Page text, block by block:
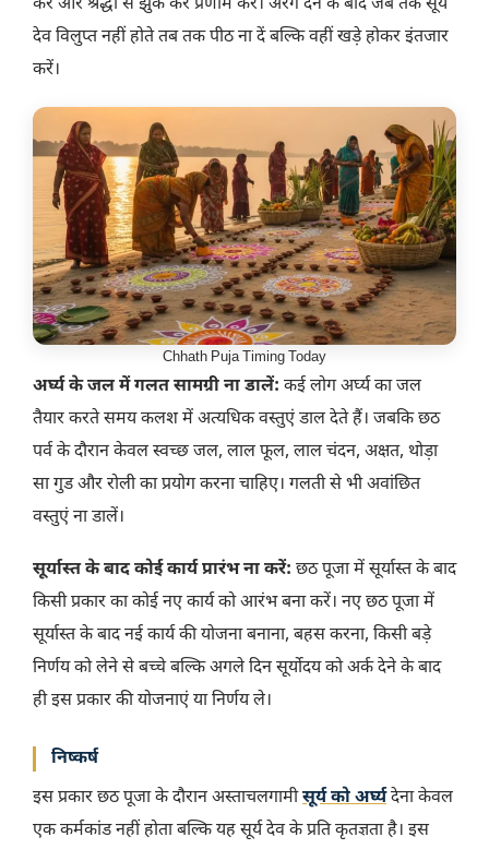
करें और श्रद्धा से झुक कर प्रणाम करें। अरग देने के बाद जब तक सूर्य
देव विलुप्त नहीं होते तब तक पीठ ना दें बल्कि वहीं खड़े होकर इंतजार
करें।
Chhath Puja Timing Today
अर्घ्य के जल में गलत सामग्री ना डालें: कई लोग अर्घ्य का जल
तैयार करते समय कलश में अत्यधिक वस्तुएं डाल देते हैं। जबकि छठ
पर्व के दौरान केवल स्वच्छ जल, लाल फूल, लाल चंदन, अक्षत, थोड़ा
सा गुड और रोली का प्रयोग करना चाहिए। गलती से भी अवांछित
वस्तुएं ना डालें।
सूर्यास्त के बाद कोई कार्य प्रारंभ ना करें: छठ पूजा में सूर्यास्त के बाद
किसी प्रकार का कोई नए कार्य को आरंभ बना करें। नए छठ पूजा में
सूर्यास्त के बाद नई कार्य की योजना बनाना, बहस करना, किसी बड़े
निर्णय को लेने से बच्चे बल्कि अगले दिन सूर्योदय को अर्क देने के बाद
ही इस प्रकार की योजनाएं या निर्णय ले।
निष्कर्ष
इस प्रकार छठ पूजा के दौरान अस्ताचलगामीसूर्य को अर्घ्यदेना केवल
एक कर्मकांड नहीं होता बल्कि यह सूर्य देव के प्रति कृतज्ञता है। इस